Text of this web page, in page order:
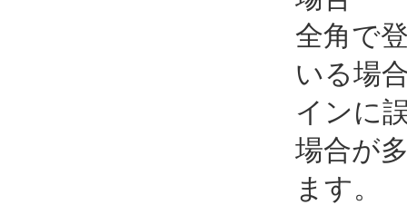
全角で
いる場
インに
場合が
ます。